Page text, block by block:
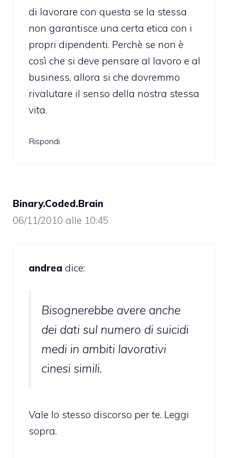
di lavorare con questa se la stessa
non garantisce una certa etica con i
propri dipendenti. Perchè se non è
così che si deve pensare al lavoro e al
business, allora si che dovremmo
rivalutare il senso della nostra stessa
vita.
Rispondi
Binary.Coded.Brain
06/11/2010 alle 10:45
andrea dice:
Bisognerebbe avere anche
dei dati sul numero di suicidi
medi in ambiti lavorativi
cinesi simili.
Vale lo stesso discorso per te. Leggi
sopra.